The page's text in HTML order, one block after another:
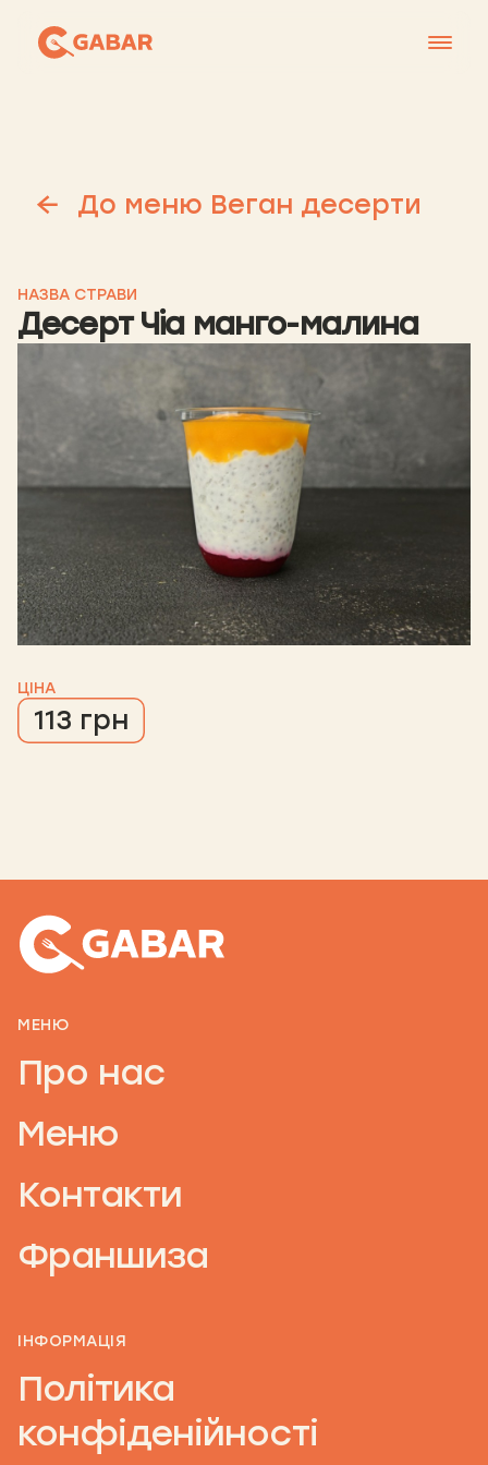
Франшиза
До меню Веган десерти
НАЗВА СТРАВИ
Десерт Чіа манго-малина
ЦІНА
113 грн
МЕНЮ
Про нас
Меню
Контакти
Франшиза
ІНФОРМАЦІЯ
Політика
конфіденійності